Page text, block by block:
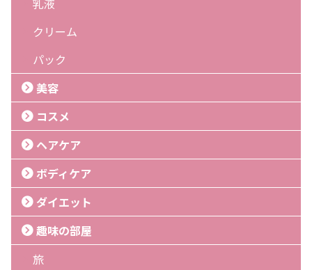
乳液
クリーム
パック
美容
コスメ
ヘアケア
ボディケア
ダイエット
趣味の部屋
旅